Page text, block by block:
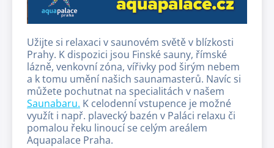
Užijte si relaxaci v saunovém světě v blízkosti
Prahy. K dispozici jsou Finské sauny, římské
lázně, venkovní zóna, vířivky pod širým nebem
a k tomu umění našich saunamasterů. Navíc si
můžete pochutnat na specialitách v našem
Saunabaru. K celodenní vstupence je možné
využít i např. plavecký bazén v Paláci relaxu či
pomalou řeku linoucí se celým areálem
Aquapalace Praha.